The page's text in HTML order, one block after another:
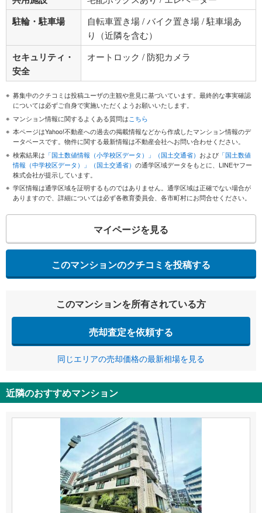
駐輪・駐車場
自転車置き場 / バイク置き場 / 駐車場あ
り（近隣を含む）
セキュリティ・
安全
オートロック / 防犯カメラ
募集中のクチコミは投稿ユーザの主観や意見に基づいています。最終的な事実確認
については必ずご自身で実施いただくようお願いいたします。
マンション情報に関するよくある質問はこちら
本ページはYahoo!不動産への過去の掲載情報などから作成したマンション情報のデ
ータベースです。物件に関する最新情報は不動産会社へお問い合わせください。
検索結果は 「国土数値情報（小学校区データ）」（国土交通省） および 「国土数値
情報（中学校区データ）」（国土交通省） の通学区域データをもとに、LINEヤフー
株式会社が提示しています。
学区情報は通学区域を証明するものではありません。通学区域は正確でない場合が
ありますので、詳細については必ず各教育委員会、各市町村にお問合せください。
マイページを見る
このマンションのクチコミを投稿する
このマンションを所有されている方
売却査定を依頼する
同じエリアの売却価格の最新相場を見る
近隣のおすすめマンション